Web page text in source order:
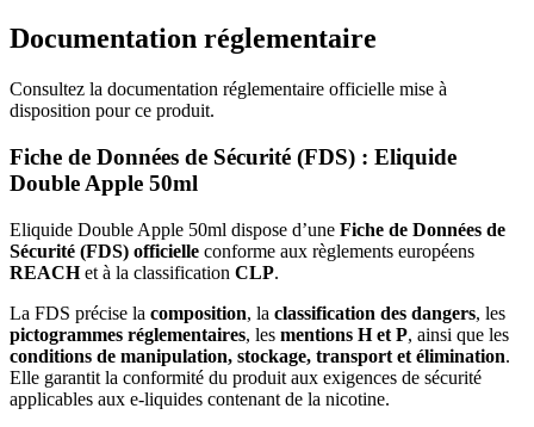
Documentation réglementaire
Consultez la documentation réglementaire officielle mise à
disposition pour ce produit.
Fiche de Données de Sécurité (FDS) : Eliquide
Double Apple 50ml
Eliquide Double Apple 50ml dispose d’une Fiche de Données de
Sécurité (FDS) officielle conforme aux règlements européens
REACHet à la classification CLP.
La FDS précise la composition, la classification des dangers, les
pictogrammes réglementaires, les mentions H et P, ainsi que les
conditions de manipulation, stockage, transport et élimination.
Elle garantit la conformité du produit aux exigences de sécurité
applicables aux e-liquides contenant de la nicotine.